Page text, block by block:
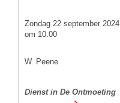
Zondag 22 september 2024
om 10.00
W. Peene
Dienst in De Ontmoeting